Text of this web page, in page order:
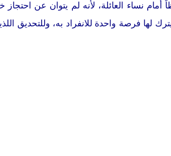
نساء العائلة، لأنه لم يتوان عن احتجاز
لها فرصة واحدة للانفراد به، وللتحديق